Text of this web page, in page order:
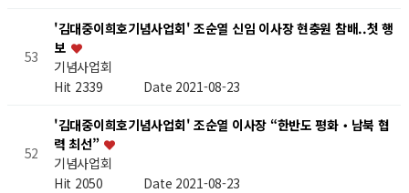
53
'김대중이희호기념사업회' 조순열 신임 이사장 현충원 참배..첫 행
보
기념사업회
Hit 2339 Date 2021-08-23
52
'김대중이희호기념사업회' 조순열 이사장 “한반도 평화‧남북 협
력 최선”
기념사업회
Hit 2050 Date 2021-08-23